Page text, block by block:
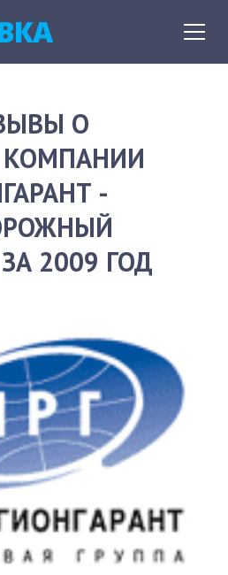
О
КОМПАНИИ
-
2009 ГОД